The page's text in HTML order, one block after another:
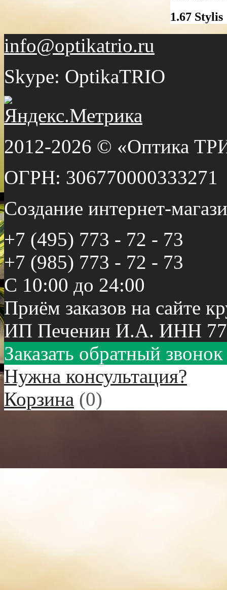
1.67 Stylis
info@optikatrio.ru
Skype: OptikaTRIO
2012-2026 © «Оптика
ОГРН: 306770000333271
Создание интернет-
+7 (495) 773 - 72 - 73
+7 (985) 773 - 72 - 73
С 10:00 до 24:00
Приём заказов на сайте
ИП Печенин И.А. ИНН
Заказать обратный звонок
Нужна консультация?
Корзина (0)